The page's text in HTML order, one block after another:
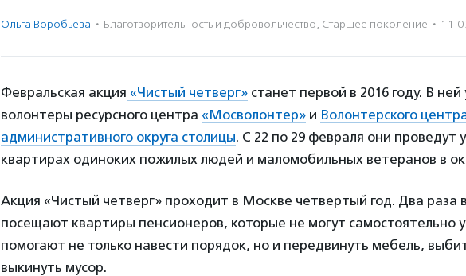
Ольга Воробьева · Благотвори­тель­ность и доброволь­чест­во, Старшее поколение ·
Февральская акция «Чистый четверг» станет первой в 2016 году. В
волонтеры ресурсного центра «Мосволонтер» и Волонтерского
административного округа столицы. С 22 по 29 февраля они проведут
квартирах одиноких пожилых людей и маломобильных ветеранов в
Акция «Чистый четверг» проходит в Москве четвертый год. Два раза
посещают квартиры пенсионеров, которые не могут самостоятельно
помогают не только навести порядок, но и передвинуть мебель,
выкинуть мусор.